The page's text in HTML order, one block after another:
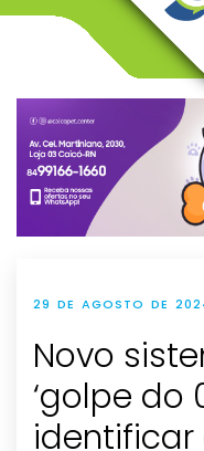
29 DE AGOSTO DE
Novo
‘golpe do